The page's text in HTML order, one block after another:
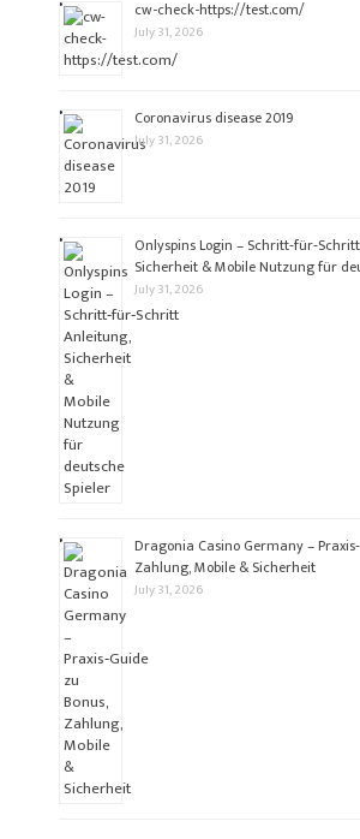
cw-check-https://test.com/
July 31, 2026
Coronavirus disease 2019
July 31, 2026
Onlyspins Login –
Sicherheit & Mobile Nutzung für
July 31, 2026
Dragonia Casino Germany –
Zahlung, Mobile & Sicherheit
July 31, 2026